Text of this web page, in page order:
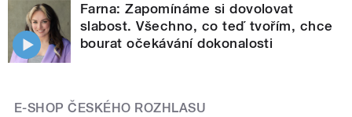
Farna: Zapomínáme si dovolovat
slabost. Všechno, co teď tvořím, chce
bourat očekávání dokonalosti
E-SHOP ČESKÉHO ROZHLASU